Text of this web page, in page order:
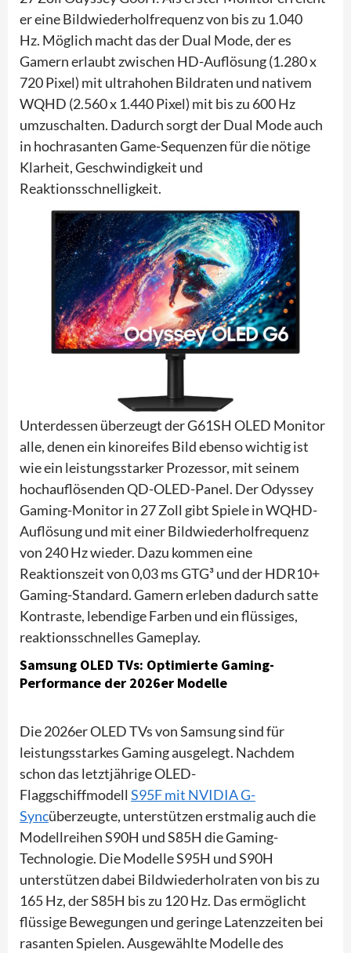
er eine Bildwiederholfrequenz von bis zu 1.040
Hz. Möglich macht das der Dual Mode, der es
Gamern erlaubt zwischen HD-Auflösung (1.280 x
720 Pixel) mit ultrahohen Bildraten und nativem
WQHD (2.560 x 1.440 Pixel) mit bis zu 600 Hz
umzuschalten. Dadurch sorgt der Dual Mode auch
in hochrasanten Game-Sequenzen für die nötige
Klarheit, Geschwindigkeit und
Reaktionsschnelligkeit.
Unterdessen überzeugt der G61SH OLED Monitor
alle, denen ein kinoreifes Bild ebenso wichtig ist
wie ein leistungsstarker Prozessor, mit seinem
hochauflösenden QD-OLED-Panel. Der Odyssey
Gaming-Monitor in 27 Zoll gibt Spiele in WQHD-
Auflösung und mit einer Bildwiederholfrequenz
von 240 Hz wieder. Dazu kommen eine
Reaktionszeit von 0,03 ms GTG³ und der HDR10+
Gaming-Standard. Gamern erleben dadurch satte
Kontraste, lebendige Farben und ein flüssiges,
reaktionsschnelles Gameplay.
Samsung OLED TVs: Optimierte Gaming-
Performance der 2026er Modelle
Die 2026er OLED TVs von Samsung sind für
leistungsstarkes Gaming ausgelegt. Nachdem
schon das letztjährige OLED-
Flaggschiffmodell S95F mit NVIDIA G-
Syncüberzeugte, unterstützen erstmalig auch die
Modellreihen S90H und S85H die Gaming-
Technologie. Die Modelle S95H und S90H
unterstützen dabei Bildwiederholraten von bis zu
165 Hz, der S85H bis zu 120 Hz. Das ermöglicht
flüssige Bewegungen und geringe Latenzzeiten bei
rasanten Spielen. Ausgewählte Modelle des